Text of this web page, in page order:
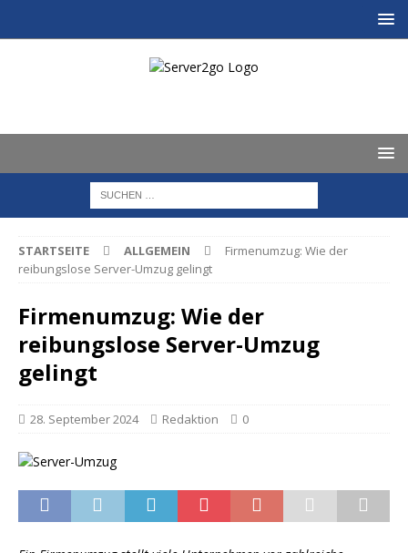
STARTSEITE ALLGEMEIN
Firmenumzug: Wie der
reibungslose Server-Umzug gelingt
Firmenumzug: Wie der
reibungslose Server-Umzug
gelingt
28. September 2024 Redaktion 0